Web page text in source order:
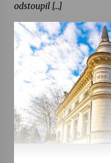
odstoupil […]